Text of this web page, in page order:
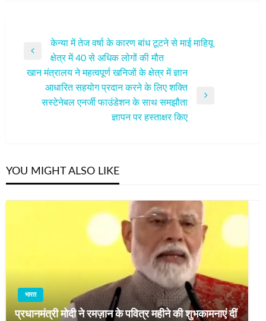
नेविगेशन
Previous
Post
केन्‍या में तेज वर्षा के कारण बांध टूटने से माई माहियू
क्षेत्र में 40 से अधिक लोगों की मौत
Next
खान मंत्रालय ने महत्वपूर्ण खनिजों के क्षेत्र में ज्ञान
आधारित सहयोग प्रदान करने के लिए शक्ति
सस्टेनेबल एनर्जी फाउंडेशन के साथ समझौता
ज्ञापन पर हस्ताक्षर किए
YOU MIGHT ALSO LIKE
भारत
प्रधानमंत्री मोदी ने रमज़ान के पवित्र महीने की शुभकामनाएं दीं